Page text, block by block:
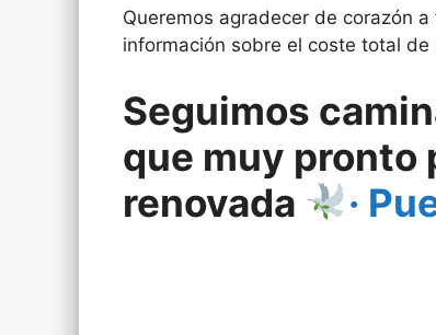
Queremos agradecer de corazón
información sobre el coste total
Seguimos
que muy pronto
renovada
·